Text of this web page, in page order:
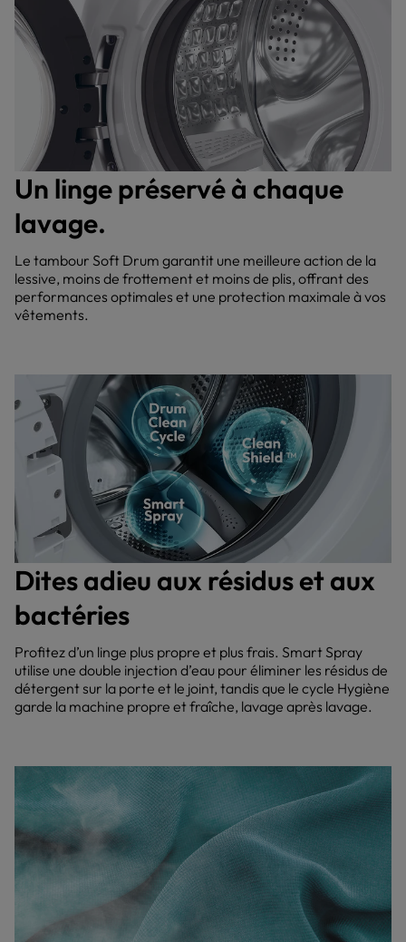
Un linge préservé à chaque
lavage.
Le tambour Soft Drum garantit une meilleure action de la
lessive, moins de frottement et moins de plis, offrant des
performances optimales et une protection maximale à vos
vêtements.
Dites adieu aux résidus et aux
bactéries
Profitez d’un linge plus propre et plus frais. Smart Spray
utilise une double injection d’eau pour éliminer les résidus de
détergent sur la porte et le joint, tandis que le cycle Hygiène
garde la machine propre et fraîche, lavage après lavage.